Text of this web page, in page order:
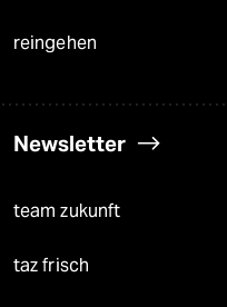
reingehen
Newsletter
team zukunft
taz frisch